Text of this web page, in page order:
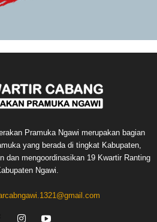
Pramuka Ngawi merupakan bagian
yang berada di tingkat Kabupaten,
dan mengoordinasikan 19 Kwartir Ranting
Ngawi.